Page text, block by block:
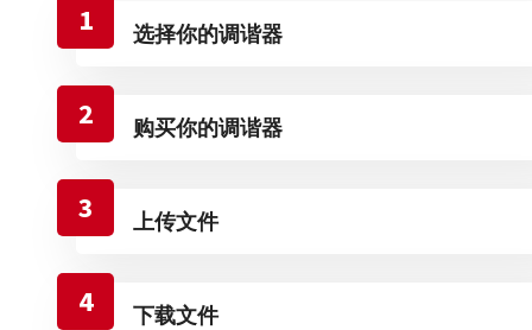
1 选择你的调谐器
2 购买你的调谐器
3 上传文件
4 下载文件